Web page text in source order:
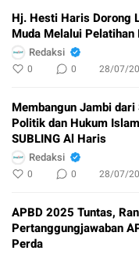
Hj. Hesti Haris Dorong
Muda Melalui
Redaksi
0 0 28/07/
Membangun Jambi
Politik dan Hukum
SUBLING Al Haris
Redaksi
0 0 28/07/
APBD 2025 Tuntas,
Pertanggungjawaban
Perda